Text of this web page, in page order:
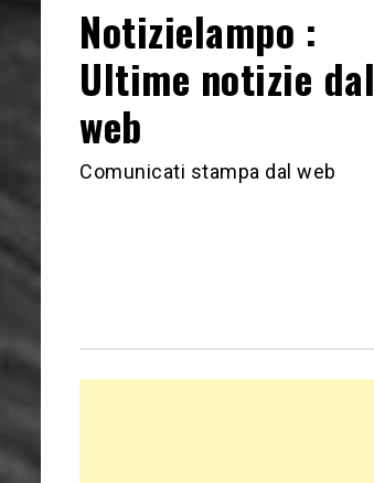
Notizielampo :
Ultime notizie dal
web
Comunicati stampa dal web